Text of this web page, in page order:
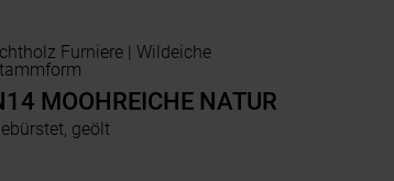
Furniere | Wildeiche
MOOHREICHE NATUR
geölt